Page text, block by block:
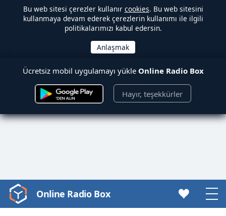
Bu web sitesi çerezler kullanır cookies. Bu web sitesini
kullanmaya devam ederek çerezlerin kullanımı ile ilgili
politikalarımızı kabul edersin.
Ücretsiz mobil uygulamayı yükle Online Radio Box
Hayır, teşekkürler
Video
Player
Online Radio Box